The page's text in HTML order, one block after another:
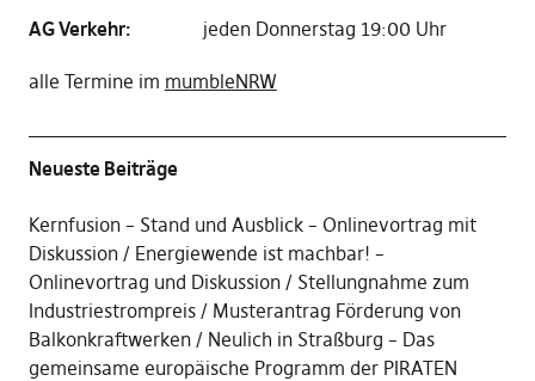
AG Verkehr: jeden Donnerstag 19:00 Uhr
alle Termine im mumbleNRW
Neueste Beiträge
Kernfusion – Stand und Ausblick – Onlinevortrag mit
Diskussion
Energiewende ist machbar! –
Onlinevortrag und Diskussion
Stellungnahme zum
Industriestrompreis
Musterantrag Förderung von
Balkonkraftwerken
Neulich in Straßburg – Das
gemeinsame europäische Programm der PIRATEN